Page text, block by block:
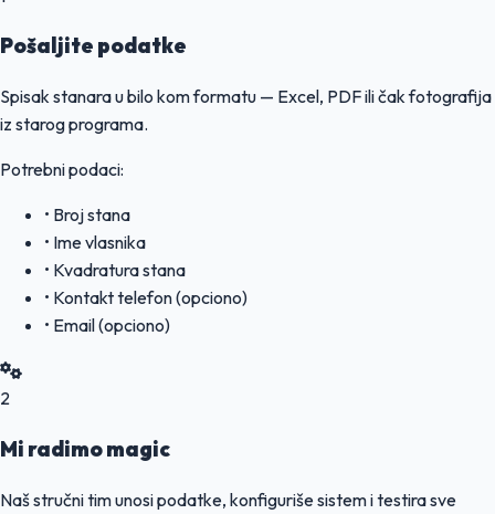
Pošaljite podatke
Spisak stanara u bilo kom formatu — Excel, PDF ili čak fotografija
iz starog programa.
Potrebni podaci:
• Broj stana
• Ime vlasnika
• Kvadratura stana
• Kontakt telefon (opciono)
• Email (opciono)
2
Mi radimo magic
Naš stručni tim unosi podatke, konfiguriše sistem i testira sve